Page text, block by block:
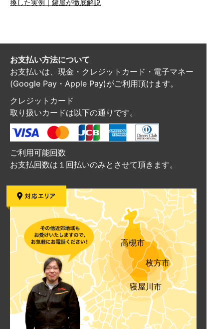
換した実例｜鍵屋が徹底解説
お支払い方法について
お支払いは、現金・クレジットカード・電子マネー
(Google Pay・Apple Pay)がご利用頂けます。
クレジットカード
取り扱いカードは以下の通りです。
ご利用可能回数
お支払回数は１回払いのみとさせて頂きます。
高槻市
枚方市
寝屋川市